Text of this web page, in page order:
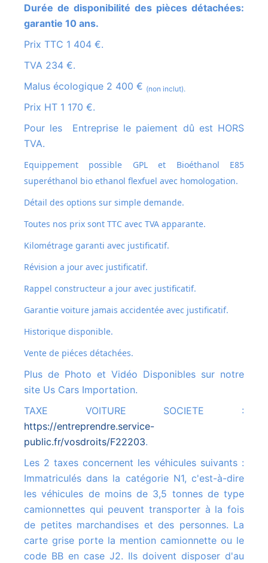
Durée de disponibilité des pièces détachées:
garantie 10 ans.
Prix TTC 1 404 €.
TVA 234 €.
Malus écologique 2 400 € (non inclut).
Prix HT 1 170 €.
Pour les Entreprise le paiement dû est HORS
TVA.
Equippement possible GPL et Bioéthanol E85
superéthanol bio ethanol flexfuel avec homologation.
Détail des options sur simple demande.
Toutes nos prix sont TTC avec TVA apparante.
Kilométrage garanti avec justificatif.
Révision a jour avec justificatif.
Rappel constructeur a jour avec justificatif.
Garantie voiture jamais accidentée avec justificatif.
Historique disponible.
Vente de piéces détachées.
Plus de Photo et Vidéo Disponibles sur notre
site Us Cars Importation.
TAXE VOITURE SOCIETE :
https://entreprendre.service-
public.fr/vosdroits/F22203.
Les 2 taxes concernent les véhicules suivants :
Immatriculés dans la catégorie N1, c'est-à-dire
les véhicules de moins de 3,5 tonnes de type
camionnettes qui peuvent transporter à la fois
de petites marchandises et des personnes. La
carte grise porte la mention camionnette ou le
code BB en case J2. Ils doivent disposer d'au